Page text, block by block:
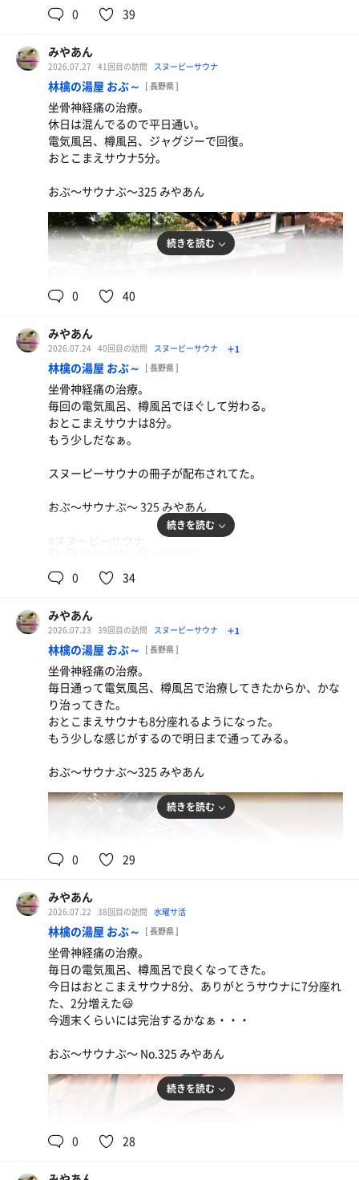
鉄板焼きそば
給水機
ひとり水
0 39
みやあん
2026.07.27 41回目の訪問 スヌーピーサウナ
林檎の湯屋 おぶ～ [ 長野県 ]
坐骨神経痛の治療。
休日は混んでるので平日通い。
電気風呂、樽風呂、ジャグジーで回復。
おとこまえサウナ5分。
おぶ〜サウナぶ〜325 みやあん
続きを読む
0 40
みやあん
2026.07.24 40回目の訪問 スヌーピーサウナ ＋1
林檎の湯屋 おぶ～ [ 長野県 ]
坐骨神経痛の治療。
毎回の電気風呂、樽風呂でほぐして労わる。
おとこまえサウナは8分。
もう少しだなぁ。
スヌーピーサウナの冊子が配布されてた。
おぶ〜サウナぶ〜 325 みやあん
続きを読む
0 34
みやあん
2026.07.23 39回目の訪問 スヌーピーサウナ ＋1
林檎の湯屋 おぶ～ [ 長野県 ]
坐骨神経痛の治療。
毎日通って電気風呂、樽風呂で治療してきたからか、かな
り治ってきた。
おとこまえサウナも8分座れるようになった。
もう少しな感じがするので明日まで通ってみる。
おぶ〜サウナぶ〜325 みやあん
続きを読む
0 29
みやあん
2026.07.22 38回目の訪問 水曜サ活
林檎の湯屋 おぶ～ [ 長野県 ]
坐骨神経痛の治療。
毎日の電気風呂、樽風呂で良くなってきた。
今日はおとこまえサウナ8分、ありがとうサウナに7分座れ
た、2分増えた😃
今週末くらいには完治するかなぁ・・・
おぶ〜サウナぶ〜 No.325 みやあん
続きを読む
0 28